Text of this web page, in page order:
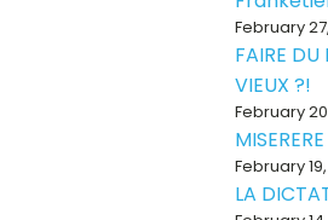
February
FAIRE DU
VIEUX ?!
February
February
LA